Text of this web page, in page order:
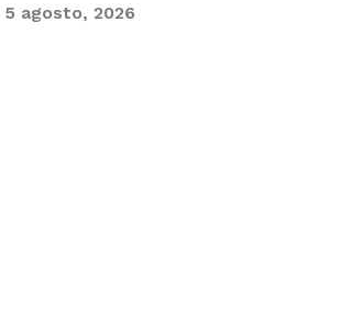
5 agosto, 2026